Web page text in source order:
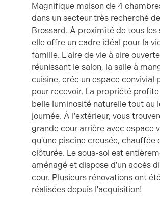
Magnifique maison de 4
dans un secteur très recherché de
Brossard. À proximité de tous les
elle offre un cadre idéal pour la
famille. L'aire de vie à aire
réunissant le salon, la salle à
cuisine, crée un espace convivial
pour recevoir. La propriété
belle luminosité naturelle tout au
journée. À l'extérieur, vous
grande cour arrière avec espace
qu'une piscine creusée, chauffée
clôturée. Le sous-sol est
aménagé et dispose d'un accès
cour. Plusieurs rénovations ont
réalisées depuis l'acquisition!